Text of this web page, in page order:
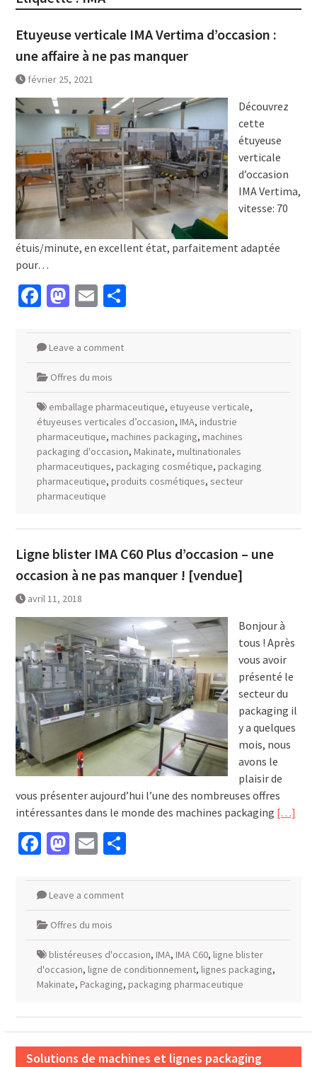
Etuyeuse verticale IMA Vertima d’occasion :
une affaire à ne pas manquer
février 25, 2021
Découvrez
cette
étuyeuse
verticale
d’occasion
IMA Vertima,
vitesse: 70
étuis/minute, en excellent état, parfaitement adaptée
pour…
Facebook
Mastodon
EmailPartager
Leave a comment
Offres du mois
emballage pharmaceutique, etuyeuse verticale,
étuyeuses verticales d’occasion, IMA, industrie
pharmaceutique, machines packaging, machines
packaging d'occasion, Makinate, multinationales
pharmaceutiques, packaging cosmétique, packaging
pharmaceutique, produits cosmétiques, secteur
pharmaceutique
Ligne blister IMA C60 Plus d’occasion – une
occasion à ne pas manquer ! [vendue]
avril 11, 2018
Bonjour à
tous ! Après
vous avoir
présenté le
secteur du
packaging il
y a quelques
mois, nous
avons le
plaisir de
vous présenter aujourd’hui l’une des nombreuses offres
intéressantes dans le monde des machines packaging […]
Facebook
Mastodon
EmailPartager
Leave a comment
Offres du mois
blistéreuses d'occasion, IMA, IMA C60, ligne blister
d'occasion, ligne de conditionnement, lignes packaging,
Makinate, Packaging, packaging pharmaceutique
Solutions de machines et lignes packaging